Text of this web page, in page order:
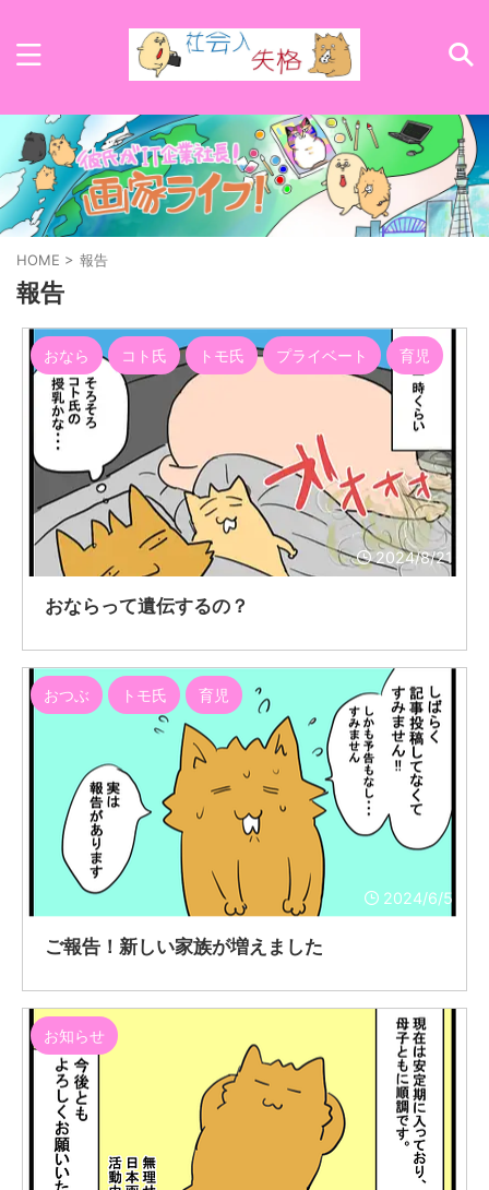
HOME > 報告
報告
2024/8/21
おなら コト氏 トモ氏 プライベート 育児
おならって遺伝するの？
2024/6/5
おつぶ トモ氏 育児
ご報告！新しい家族が増えました
お知らせ